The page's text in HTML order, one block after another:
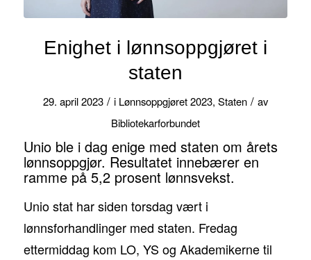
Enighet i lønnsoppgjøret i
staten
29. april 2023 / i Lønnsoppgjøret 2023, Staten / av
Bibliotekarforbundet
Unio ble i dag enige med staten om årets
lønnsoppgjør. Resultatet innebærer en
ramme på 5,2 prosent lønnsvekst.
Unio stat har siden torsdag vært i
lønnsforhandlinger med staten. Fredag
ettermiddag kom LO, YS og Akademikerne til